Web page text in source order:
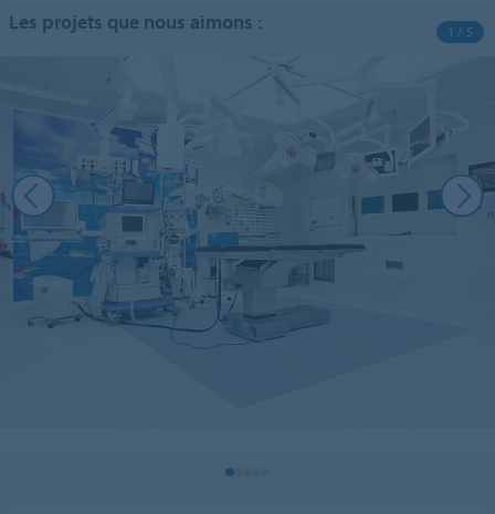
Les projets que nous aimons : 1 / 5